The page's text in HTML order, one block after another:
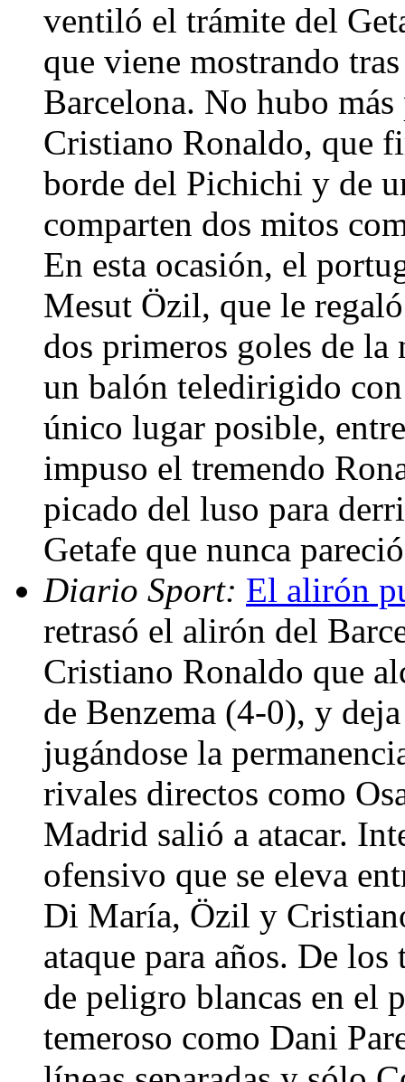
ventiló el trámite del
que viene mostrando
Barcelona. No hubo
Cristiano Ronaldo, que
borde del Pichichi y de
comparten dos mitos
En esta ocasión, el
Mesut Özil, que le
dos primeros goles de
un balón teledirigido
único lugar posible,
impuso el tremendo
picado del luso para
Getafe que nunca
Diario Sport: El alirón
retrasó el alirón del
Cristiano Ronaldo que
de Benzema (4-0), y
jugándose la
rivales directos como
Madrid salió a atacar.
ofensivo que se eleva
Di María, Özil y
ataque para años. De
de peligro blancas en el
temeroso como Dani